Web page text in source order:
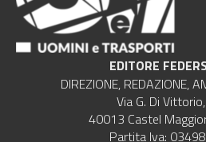
EDITORE
DIREZIONE, REDAZIONE,
Via G. Di
40013 Castel
Partita Iva: